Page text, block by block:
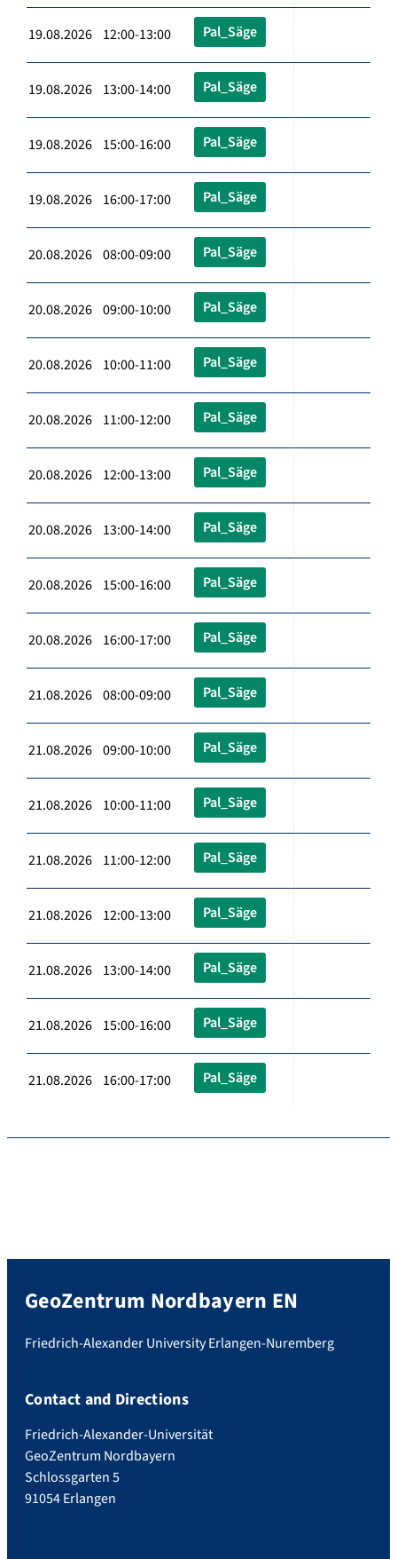
19.08.2026 12:00-13:00 Pal_Säge
19.08.2026 13:00-14:00 Pal_Säge
19.08.2026 15:00-16:00 Pal_Säge
19.08.2026 16:00-17:00 Pal_Säge
20.08.2026 08:00-09:00 Pal_Säge
20.08.2026 09:00-10:00 Pal_Säge
20.08.2026 10:00-11:00 Pal_Säge
20.08.2026 11:00-12:00 Pal_Säge
20.08.2026 12:00-13:00 Pal_Säge
20.08.2026 13:00-14:00 Pal_Säge
20.08.2026 15:00-16:00 Pal_Säge
20.08.2026 16:00-17:00 Pal_Säge
21.08.2026 08:00-09:00 Pal_Säge
21.08.2026 09:00-10:00 Pal_Säge
21.08.2026 10:00-11:00 Pal_Säge
21.08.2026 11:00-12:00 Pal_Säge
21.08.2026 12:00-13:00 Pal_Säge
21.08.2026 13:00-14:00 Pal_Säge
21.08.2026 15:00-16:00 Pal_Säge
21.08.2026 16:00-17:00 Pal_Säge
GeoZentrum Nordbayern EN
Friedrich-Alexander University Erlangen-Nuremberg
Contact and Directions
Friedrich-Alexander-Universität
GeoZentrum Nordbayern
Schlossgarten 5
91054 Erlangen